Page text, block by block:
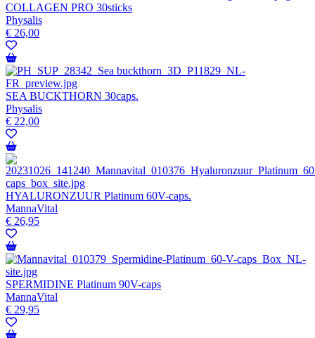
COLLAGEN PRO 30sticks
Physalis
€ 26,00
SEA BUCKTHORN 30caps.
Physalis
€ 22,00
HYALURONZUUR Platinum 60V-caps.
MannaVital
€ 26,95
SPERMIDINE Platinum 90V-caps
MannaVital
€ 29,95